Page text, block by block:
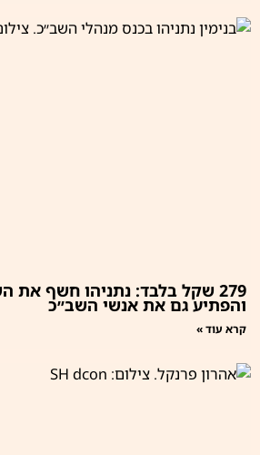
279 שקל בלבד: נתניהו חשף את
והפתיע גם את אנשי השב״כ
קרא עוד »